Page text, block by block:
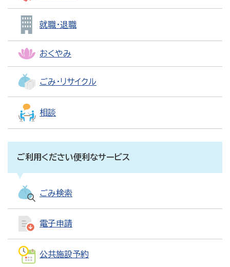
就職・退職
おくやみ
ごみ・リサイクル
相談
ご利用ください便利なサービス
ごみ検索
電子申請
公共施設予約